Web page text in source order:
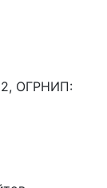
ОГРНИП: